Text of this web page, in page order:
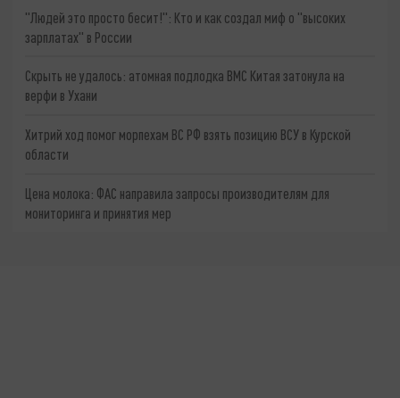
"Людей это просто бесит!": Кто и как создал миф о "высоких
зарплатах" в России
Скрыть не удалось: атомная подлодка ВМС Китая затонула на
верфи в Ухани
Хитрий ход помог морпехам ВС РФ взять позицию ВСУ в Курской
области
Цена молока: ФАС направила запросы производителям для
мониторинга и принятия мер